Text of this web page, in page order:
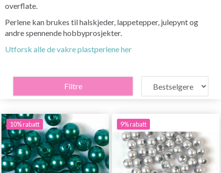
overflate.
Perlene kan brukes til halskjeder, lappetepper, julepynt og
andre spennende hobbyprosjekter.
Utforsk alle de vakre plastperlene her
Filtre
10% rabatt 9% rabatt